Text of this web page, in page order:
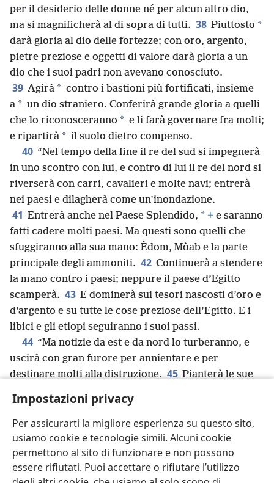
Impostazioni privacy
Per assicurarti la migliore esperienza su questo sito,
usiamo cookie e tecnologie simili. Alcuni cookie
permettono al sito di funzionare e non possono
essere rifiutati. Puoi accettare o rifiutare l’utilizzo
per il desiderio delle donne né per alcun altro dio,
ma si magnificherà al di sopra di tutti. 38 Piuttosto *
darà gloria al dio delle fortezze; con oro, argento,
pietre preziose e oggetti di valore darà gloria a un
dio che i suoi padri non avevano conosciuto.
39 Agirà * contro i bastioni più fortificati, insieme
a * un dio straniero. Conferirà grande gloria a quelli
che lo riconosceranno * e li farà governare fra molti;
e ripartirà * il suolo dietro compenso.
40 “Nel tempo della fine il re del sud si impegnerà
in uno scontro con lui, e contro di lui il re del nord si
riverserà con carri, cavalieri e molte navi; entrerà
nei paesi e dilagherà come un’inondazione.
41 Entrerà anche nel Paese Splendido, * + e saranno
fatti cadere molti paesi. Ma questi sono quelli che
sfuggiranno alla sua mano: Èdom, Mòab e la parte
principale degli ammoniti. 42 Continuerà a stendere
la mano contro i paesi; neppure il paese d’Egitto
scamperà. 43 E dominerà sui tesori nascosti d’oro e
d’argento e su tutte le cose preziose dell’Egitto. E i
libici e gli etiopi seguiranno i suoi passi.
44 “Ma notizie da est e da nord lo turberanno, e
uscirà con gran furore per annientare e per
destinare molti alla distruzione. 45 Pianterà le sue
Paese Splendido; * + e giungerà alla sua fine, e non ci
sarà nessuno che lo aiuti.